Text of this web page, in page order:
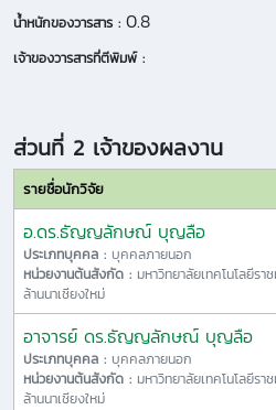
น้ำหนักของวารสาร : 0.8
เจ้าของวารสารที่ตีพิมพ์ :
ส่วนที่ 2 เจ้าของผลงาน
รายชื่อนักวิจัย
อ.ดร.ธัญญลักษณ์ บุญลือ
ประเภทบุคคล : บุคคลภายนอก
หน่วยงานต้นสังกัด : มหาวิทยาลัยเทคโนโลยีรา
ล้านนาเชียงใหม่
อาจารย์ ดร.ธัญญลักษณ์ บุญลือ
ประเภทบุคคล : บุคคลภายนอก
หน่วยงานต้นสังกัด : มหาวิทยาลัยเทคโนโลยีรา
ล้านนาเชียงใหม่